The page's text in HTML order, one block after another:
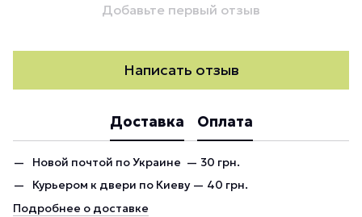
Добавьте первый отзыв
Написать отзыв
Доставка Оплата
Новой почтой по Украине — 30 грн.
Курьером к двери по Киеву — 40 грн.
Подробнее о доставке